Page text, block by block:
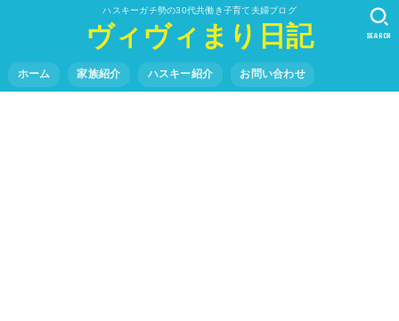
ハスキーガチ勢の30代共働き子育て夫婦ブログ
ヴィヴィまり日記
ホーム 家族紹介 ハスキー紹介 お問い合わせ
SEARCH